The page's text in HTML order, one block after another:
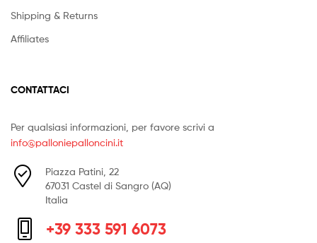
Shipping & Returns
Affiliates
CONTATTACI
Per qualsiasi informazioni, per favore scrivi a
info@palloniepalloncini.it
Piazza Patini, 22
67031 Castel di Sangro (AQ)
Italia
+39 333 591 6073